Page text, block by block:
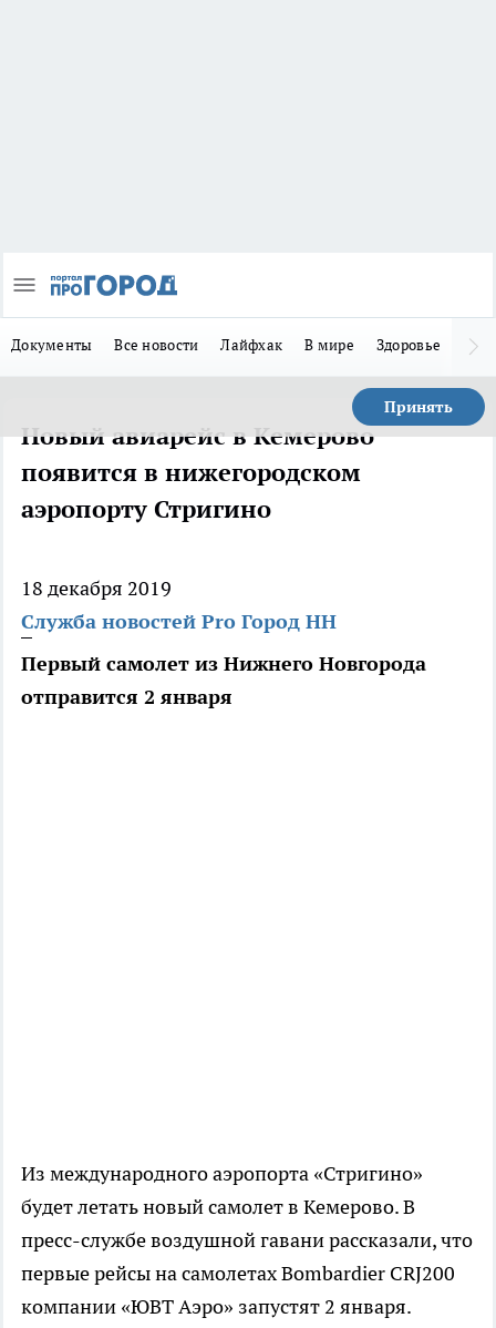
Документы Все новости Лайфхак В мире Здоровье
Принять
Новый авиарейс в Кемерово
появится в нижегородском
аэропорту Стригино
18 декабря 2019
Служба новостей Pro Город НН
Первый самолет из Нижнего Новгорода
отправится 2 января
Из международного аэропорта «Стригино»
будет летать новый самолет в Кемерово. В
пресс-службе воздушной гавани рассказали, что
первые рейсы на самолетах Bombardier CRJ200
компании «ЮВТ Аэро» запустят 2 января.